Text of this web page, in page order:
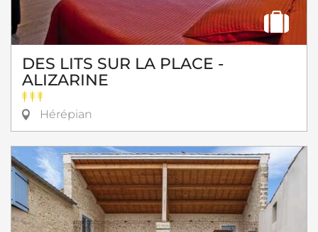
DES LITS SUR LA PLACE -
ALIZARINE
Hérépian